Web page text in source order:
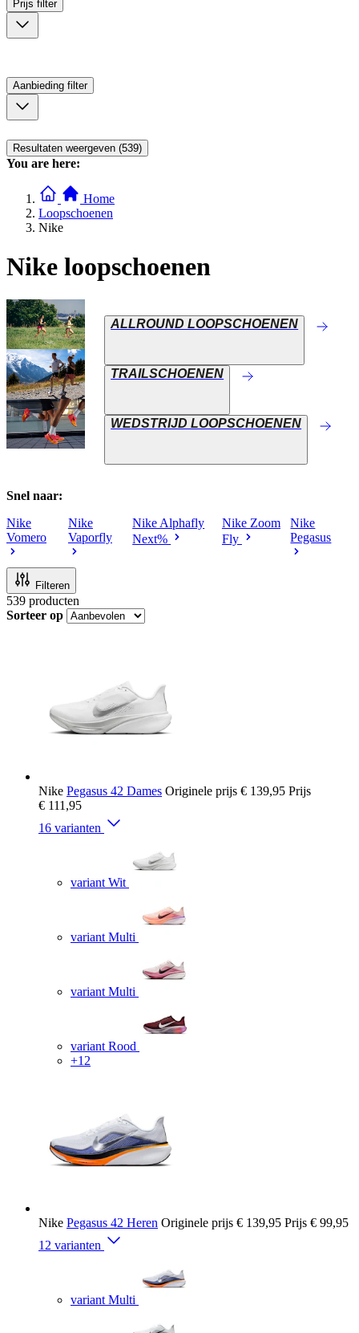
Prijs filter
Aanbieding filter
Resultaten weergeven (539)
You are here:
Home
Loopschoenen
Nike
Nike loopschoenen
ALLROUND LOOPSCHOENEN
TRAILSCHOENEN
WEDSTRIJD LOOPSCHOENEN
Snel naar:
Nike
Vomero
Nike
Vaporfly
Nike Alphafly
Next%
Nike Zoom
Fly
Nike
Pegasus
Filteren
539 producten
Sorteer op
Nike Pegasus 42 Dames Originele prijs € 139,95 Prijs
€ 111,95
16 varianten
variant Wit
variant Multi
variant Multi
variant Rood
+12
Nike Pegasus 42 Heren Originele prijs € 139,95 Prijs € 99,95
12 varianten
variant Multi